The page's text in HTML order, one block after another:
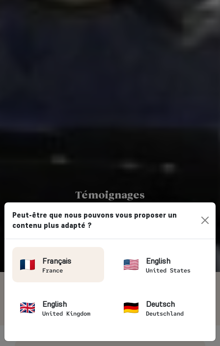
Témoignages
AVIS VOYAGEURS
Vintage Rides→ Avis clients
Peut-être que nous pouvons vous proposer un
contenu plus adapté ?
Français
France
English
United States
English
United Kingdom
Deutsch
Deutschland